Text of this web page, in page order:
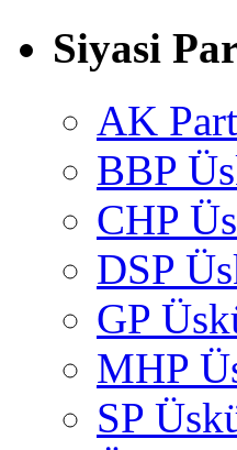
Siyasi
AK
BBP
CHP
DSP
GP
MHP
SP